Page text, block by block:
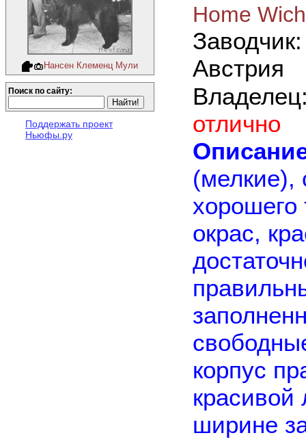
Нансен Клеменц Мули
Поиск по сайту:
Поддержать проект
Ньюфы.ру
Home
Австрия
отлично
(мелкие),
хорошего
окрас,
корпус
красивой
ширине